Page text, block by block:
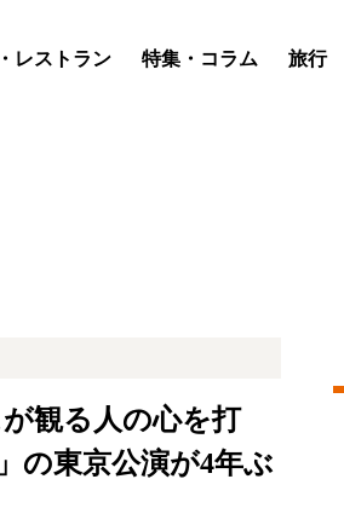
レストラン 特集・コラム 旅行
観る人の心を打
の東京公演が4年ぶ